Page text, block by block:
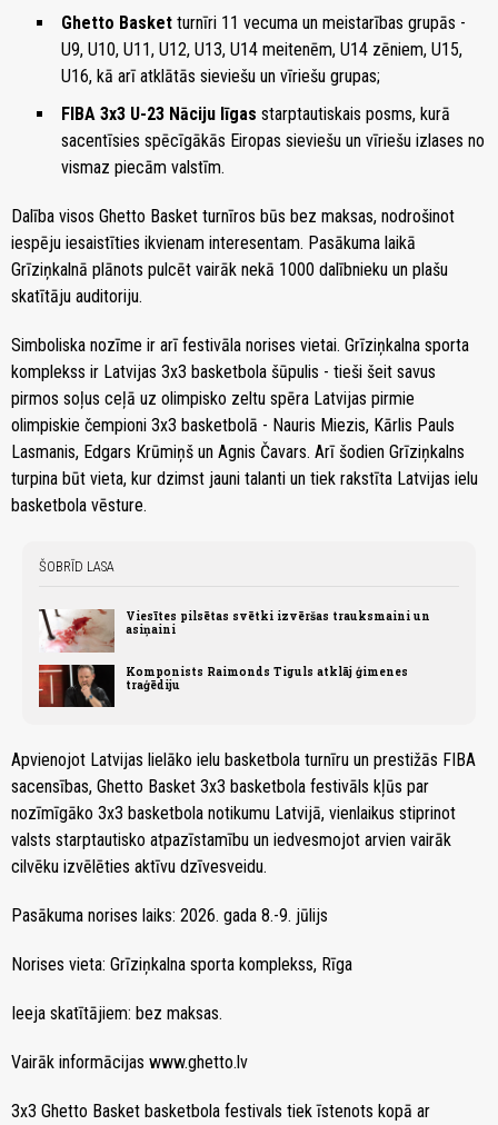
Ghetto Basket turnīri 11 vecuma un meistarības grupās -
U9, U10, U11, U12, U13, U14 meitenēm, U14 zēniem, U15,
U16, kā arī atklātās sieviešu un vīriešu grupas;
FIBA 3x3 U-23 Nāciju līgas starptautiskais posms, kurā
sacentīsies spēcīgākās Eiropas sieviešu un vīriešu izlases no
vismaz piecām valstīm.
Dalība visos Ghetto Basket turnīros būs bez maksas, nodrošinot
iespēju iesaistīties ikvienam interesentam. Pasākuma laikā
Grīziņkalnā plānots pulcēt vairāk nekā 1000 dalībnieku un plašu
skatītāju auditoriju.
Simboliska nozīme ir arī festivāla norises vietai. Grīziņkalna sporta
komplekss ir Latvijas 3x3 basketbola šūpulis - tieši šeit savus
pirmos soļus ceļā uz olimpisko zeltu spēra Latvijas pirmie
olimpiskie čempioni 3x3 basketbolā - Nauris Miezis, Kārlis Pauls
Lasmanis, Edgars Krūmiņš un Agnis Čavars. Arī šodien Grīziņkalns
turpina būt vieta, kur dzimst jauni talanti un tiek rakstīta Latvijas ielu
basketbola vēsture.
ŠOBRĪD LASA
Viesītes pilsētas svētki izvēršas trauksmaini un
asiņaini
Komponists Raimonds Tiguls atklāj ģimenes
traģēdiju
Apvienojot Latvijas lielāko ielu basketbola turnīru un prestižās FIBA
sacensības, Ghetto Basket 3x3 basketbola festivāls kļūs par
nozīmīgāko 3x3 basketbola notikumu Latvijā, vienlaikus stiprinot
valsts starptautisko atpazīstamību un iedvesmojot arvien vairāk
cilvēku izvēlēties aktīvu dzīvesveidu.
Pasākuma norises laiks: 2026. gada 8.-9. jūlijs
Norises vieta: Grīziņkalna sporta komplekss, Rīga
Ieeja skatītājiem: bez maksas.
Vairāk informācijas www.ghetto.lv
3x3 Ghetto Basket basketbola festivals tiek īstenots kopā ar